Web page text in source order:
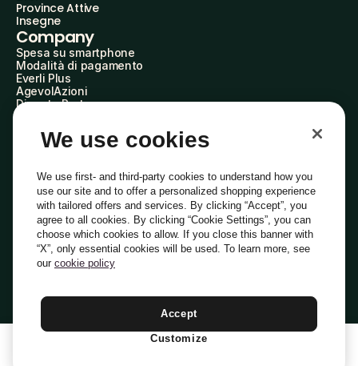
Province Attive
Insegne
Company
Spesa su smartphone
Modalità di pagamento
Everli Plus
AgevolAzioni
Diventa Partner
Everli Shoppers
About Us
Everli News
Domande frequenti
Lavora con noi
Diventa Shopper
Investitori
PrivacyCookiePreferenze Cookie
Termini e CondizioniCodice Etico
Indirizzo PEC: everli@pec.it - indirizzo DPO: dpo@everli.com
Italiano
We use cookies
We use first- and third-party cookies to understand how you
use our site and to offer a personalized shopping experience
with tailored offers and services. By clicking “Accept”, you
agree to all cookies. By clicking “Cookie Settings”, you can
choose which cookies to allow. If you close this banner with
“X”, only essential cookies will be used. To learn more, see
our cookie policy
Accept
Customize